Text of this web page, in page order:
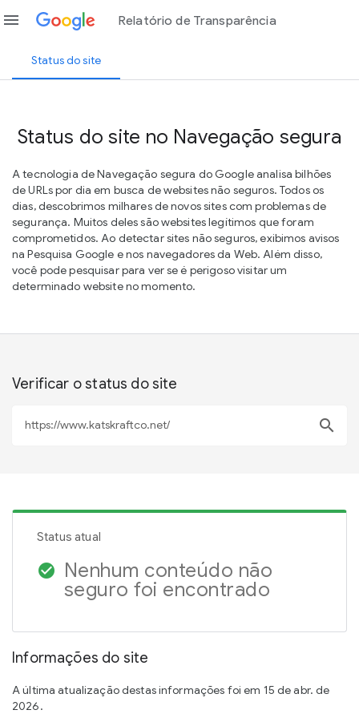
menu Relatório de Transparência
Status do site
Status do site no Navegação segura
A tecnologia de Navegação segura do Google analisa bilhões
de URLs por dia em busca de websites não seguros. Todos os
dias, descobrimos milhares de novos sites com problemas de
segurança. Muitos deles são websites legítimos que foram
comprometidos. Ao detectar sites não seguros, exibimos avisos
na Pesquisa Google e nos navegadores da Web. Além disso,
você pode pesquisar para ver se é perigoso visitar um
determinado website no momento.
Verificar o status do site
search
Status atual
check_circle Nenhum conteúdo não
seguro foi encontrado
Informações do site
A última atualização destas informações foi em 15 de abr. de
2026.